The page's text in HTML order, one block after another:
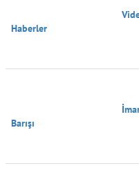
Haberler
Barışı